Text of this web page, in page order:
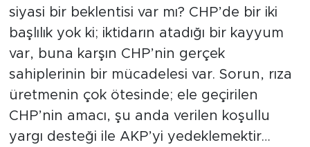
siyasi bir beklentisi var mı? CHP’de bir iki
başlılık yok ki; iktidarın atadığı bir kayyum
var, buna karşın CHP’nin gerçek
sahiplerinin bir mücadelesi var. Sorun, rıza
üretmenin çok ötesinde; ele geçirilen
CHP’nin amacı, şu anda verilen koşullu
yargı desteği ile AKP’yi yedeklemektir…